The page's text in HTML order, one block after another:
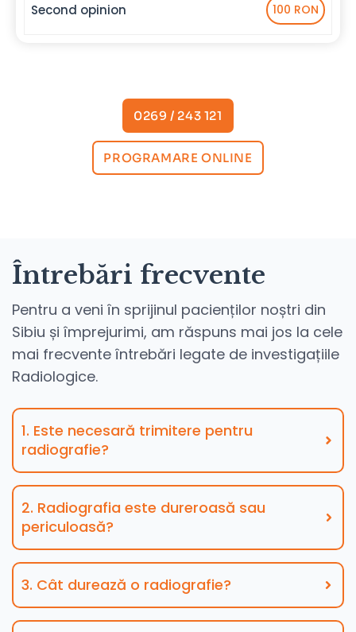
Second opinion 100 RON
0269 / 243 121
PROGRAMARE ONLINE
Întrebări frecvente
Pentru a veni în sprijinul pacienților noștri din
Sibiu și împrejurimi, am răspuns mai jos la cele
mai frecvente întrebări legate de investigațiile
Radiologice.
1. Este necesară trimitere pentru
radiografie?
2. Radiografia este dureroasă sau
periculoasă?
3. Cât durează o radiografie?